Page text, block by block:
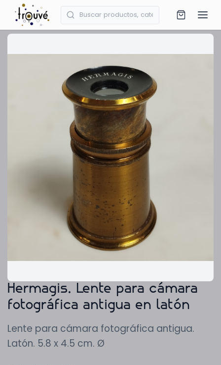
Hermagis. Lente para cámara
fotográfica antigua en latón
Lente para cámara fotográfica antigua.
Latón. 5.8 x 4.5 cm. Ø